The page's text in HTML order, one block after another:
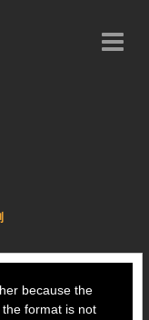
because the
format is not